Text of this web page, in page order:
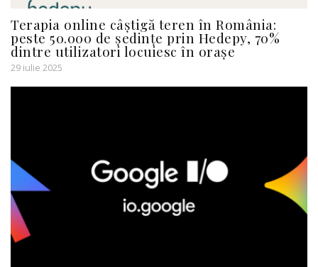
Terapia online câștigă teren în România:
peste 50.000 de ședințe prin Hedepy, 70%
dintre utilizatori locuiesc în orașe
29 iulie 2025